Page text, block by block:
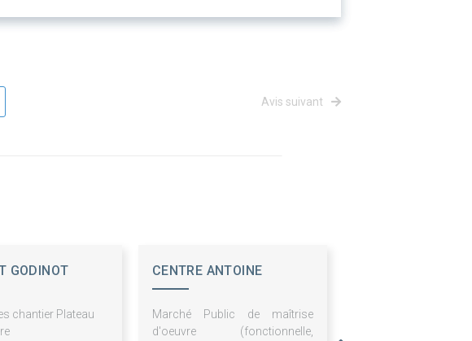
Avis suivant
GODINOT
chantier Plateau
CENTRE ANTOINE
Marché Public de maîtrise
d'oeuvre (fonctionnelle,